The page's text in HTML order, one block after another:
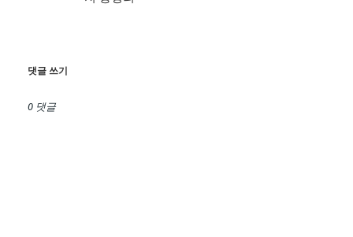
댓글 쓰기
0 댓글